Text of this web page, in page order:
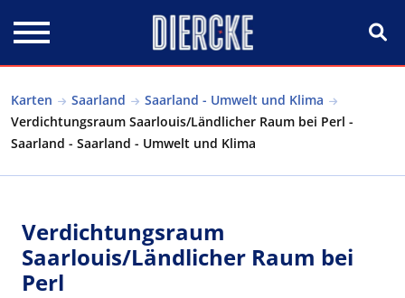
Karten Saarland
Saarland - Umwelt und Klima
Verdichtungsraum Saarlouis/Ländlicher Raum bei Perl -
Saarland - Saarland - Umwelt und Klima
Verdichtungsraum
Saarlouis/Ländlicher Raum bei
Perl